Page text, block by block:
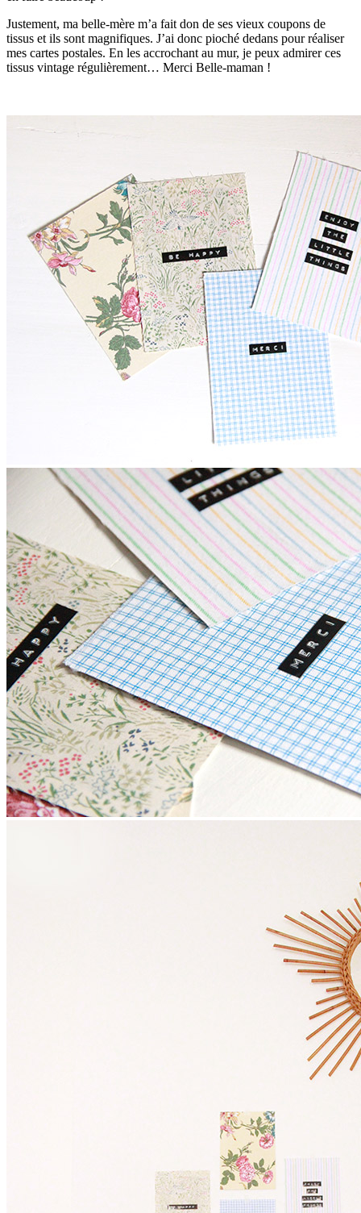
Justement, ma belle-mère m’a fait don de ses vieux coupons de
tissus et ils sont magnifiques. J’ai donc pioché dedans pour réaliser
mes cartes postales. En les accrochant au mur, je peux admirer ces
tissus vintage régulièrement… Merci Belle-maman !